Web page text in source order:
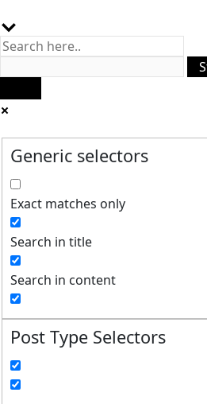
Generic selectors
Exact matches only
Search in title
Search in content
Post Type Selectors